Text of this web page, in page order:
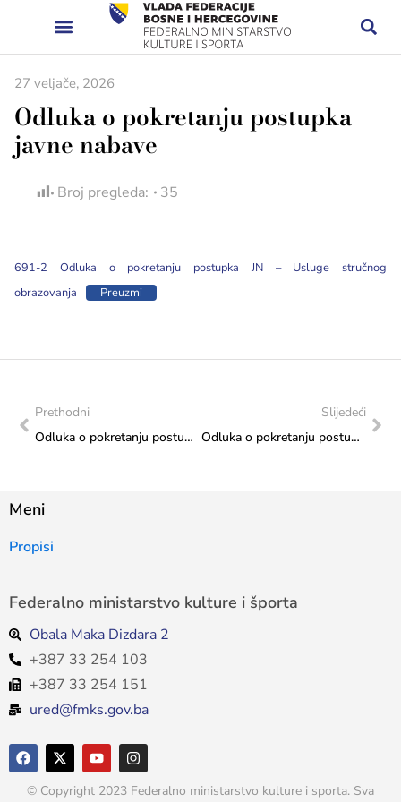
27 veljače, 2026
Odluka o pokretanju postupka
javne nabave
Broj pregleda: 35
691-2 Odluka o pokretanju postupka JN – Usluge stručnog
obrazovanja
Preuzmi
Prethodni
Odluka o pokretanju postupka javne nabave
Slijedeći
Odluka o pokretanju postupka javne nabave
Meni
Propisi
Federalno ministarstvo kulture i športa
Obala Maka Dizdara 2
+387 33 254 103
+387 33 254 151
ured@fmks.gov.ba
© Copyright 2023 Federalno ministarstvo kulture i sporta. Sva